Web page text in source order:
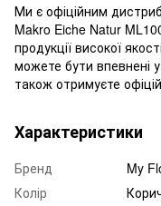
Ми є офіційним
Makro Eiche Natur
продукції високої
можете бути впевнені у
також отримуєте
Характеристики
Бренд
My
Колір